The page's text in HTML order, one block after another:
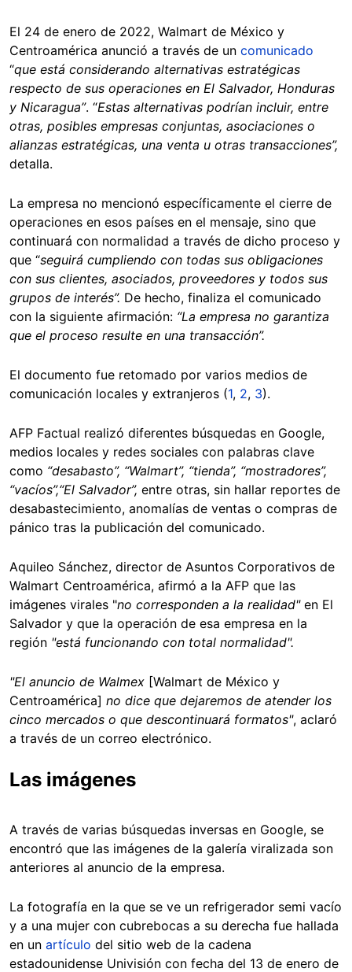
El 24 de enero de 2022, Walmart de México y
Centroamérica anunció a través de un comunicado
“que está considerando alternativas estratégicas
respecto de sus operaciones en El Salvador, Honduras
y Nicaragua”. “Estas alternativas podrían incluir, entre
otras, posibles empresas conjuntas, asociaciones o
alianzas estratégicas, una venta u otras transacciones”,
detalla.
La empresa no mencionó específicamente el cierre de
operaciones en esos países en el mensaje, sino que
continuará con normalidad a través de dicho proceso y
que “seguirá cumpliendo con todas sus obligaciones
con sus clientes, asociados, proveedores y todos sus
grupos de interés”. De hecho, finaliza el comunicado
con la siguiente afirmación: “La empresa no garantiza
que el proceso resulte en una transacción”.
El documento fue retomado por varios medios de
comunicación locales y extranjeros (1, 2, 3).
AFP Factual realizó diferentes búsquedas en Google,
medios locales y redes sociales con palabras clave
como “desabasto”, “Walmart”, “tienda”, “mostradores”,
“vacíos”,“El Salvador”, entre otras, sin hallar reportes de
desabastecimiento, anomalías de ventas o compras de
pánico tras la publicación del comunicado.
Aquileo Sánchez, director de Asuntos Corporativos de
Walmart Centroamérica, afirmó a la AFP que las
imágenes virales "no corresponden a la realidad"en El
Salvador y que la operación de esa empresa en la
región "está funcionando con total normalidad".
"El anuncio de Walmex [Walmart de México y
Centroamérica] no dice que dejaremos de atender los
cinco mercados o que descontinuará formatos", aclaró
a través de un correo electrónico.
Las imágenes
A través de varias búsquedas inversas en Google, se
encontró que las imágenes de la galería viralizada son
anteriores al anuncio de la empresa.
La fotografía en la que se ve un refrigerador semi vacío
y a una mujer con cubrebocas a su derecha fue hallada
en un artículo del sitio web de la cadena
estadounidense Univisión con fecha del 13 de enero de